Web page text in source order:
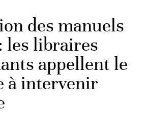
des manuels
les libraires
appellent le
à intervenir